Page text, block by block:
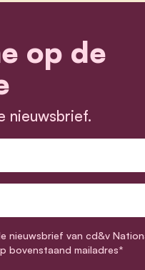
op de
nieuwsbrief.
nieuwsbrief van cd&v
bovenstaand mailadres*